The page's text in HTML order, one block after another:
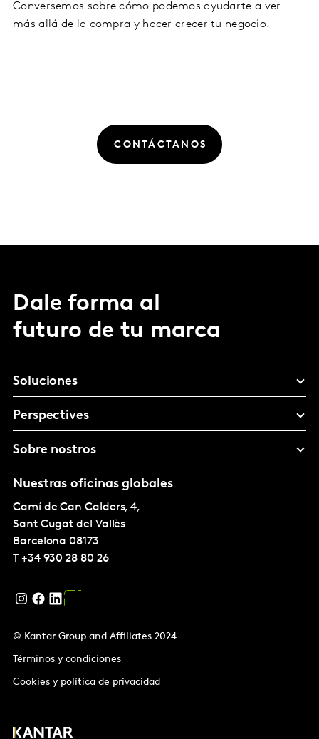
Conversemos sobre cómo podemos ayudarte a ver
más allá de la compra y hacer crecer tu negocio.
CONTÁCTANOS
Dale forma al
futuro de tu marca
Soluciones
Perspectives
Sobre nostros
Nuestras oficinas globales
Camí de Can Calders, 4,
Sant Cugat del Vallès
Barcelona 08173
T +34 930 28 80 26
© Kantar Group and Affiliates 2024
Términos y condiciones
Cookies y política de privacidad